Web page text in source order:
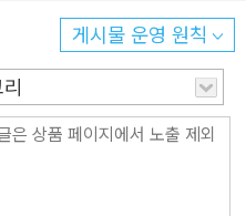
오늘날 유례없이 단합된 목소
우리가 최근 들어서야 깨닫게
70여 년 전부터 예측했습니
인류가 자초한 대멸종의 시대
지구에 인간이 존재하기 전에
이래 40년간 눈부시게 발전
하지만 매력적인 목소리로
다. 그간 <코스모스> 후속
는 저자들이 출판 시장에
채워 주지는 못했다. 하지
게시물 운영 원칙